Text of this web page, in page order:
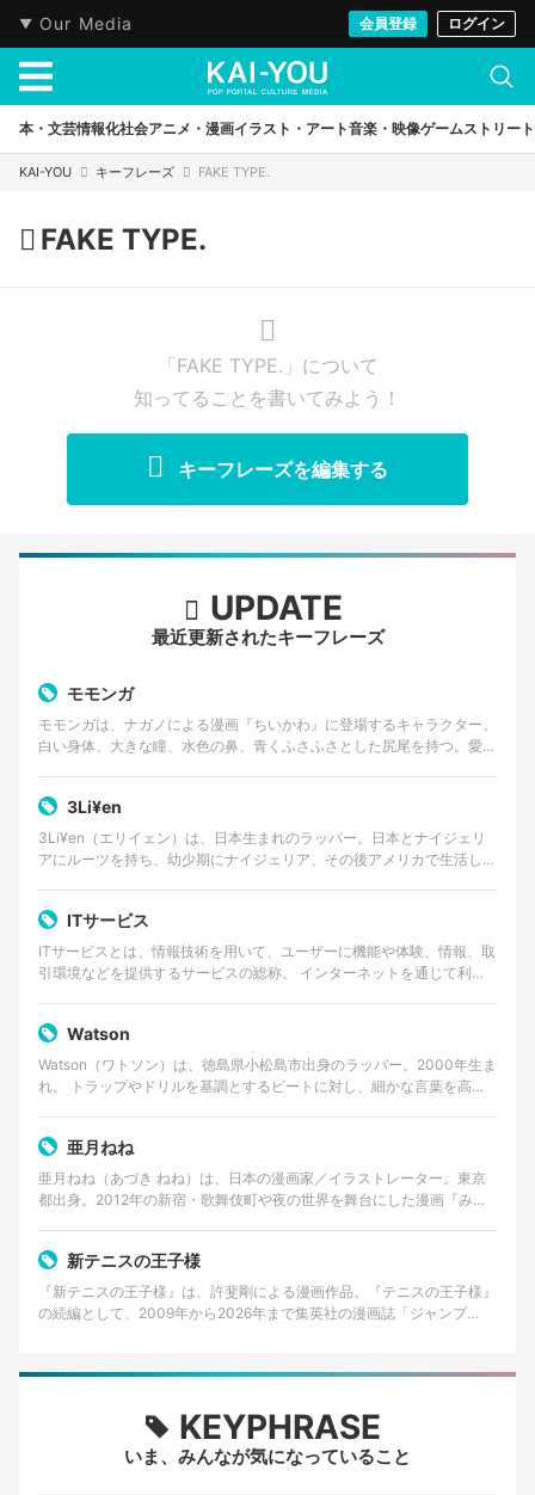
Our Media 会員登録 ログイン
本・文芸情報化社会アニメ・漫画イラスト・アート音楽・映像ゲームストリート
KAI-YOU キーフレーズ FAKE TYPE.
FAKE TYPE.
「FAKE TYPE.」について
知ってることを書いてみよう！
キーフレーズを編集する
UPDATE
最近更新されたキーフレーズ
モモンガ
モモンガは、ナガノによる漫画『ちいかわ』に登場するキャラクター。
白い身体、大きな瞳、水色の鼻、青くふさふさとした尻尾を持つ。愛ら
3Li¥en
3Li¥en（エリイェン）は、日本生まれのラッパー。日本とナイジェリ
アにルーツを持ち、幼少期にナイジェリア、その後アメリカで生活した
ITサービス
ITサービスとは、情報技術を用いて、ユーザーに機能や体験、情報、取
引環境などを提供するサービスの総称。 インターネットを通じて利用
Watson
Watson（ワトソン）は、徳島県小松島市出身のラッパー。2000年生ま
れ。 トラップやドリルを基調とするビートに対し、細かな言葉を高速
亜月ねね
亜月ねね（あづき ねね）は、日本の漫画家／イラストレーター。東京
都出身。2012年の新宿・歌舞伎町や夜の世界を舞台にした漫画『みい
新テニスの王子様
『新テニスの王子様』は、許斐剛による漫画作品。『テニスの王子様』
の続編として、2009年から2026年まで集英社の漫画誌「ジャンプ
KEYPHRASE
いま、みんなが気になっていること